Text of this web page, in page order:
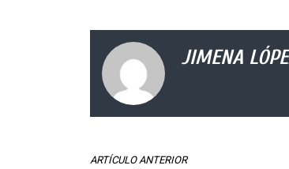
JIMENA
ARTÍCULO ANTERIOR